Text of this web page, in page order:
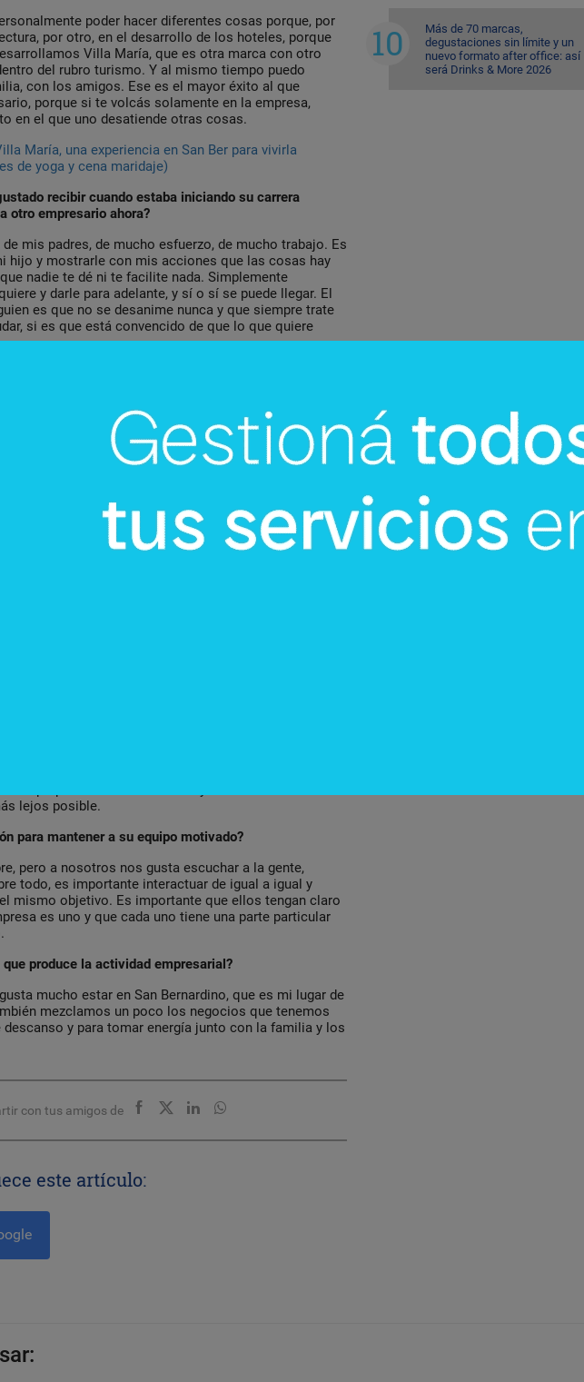
poder hacer diferentes cosas porque, por
por otro, en el desarrollo de los hoteles, porque
Villa María, que es otra marca con otro
del rubro turismo. Y al mismo tiempo puedo
con los amigos. Ese es el mayor éxito al que
porque si te volcás solamente en la empresa,
en el que uno desatiende otras cosas.
María, una experiencia en San Ber para vivirla
de yoga y cena maridaje)
recibir cuando estaba iniciando su carrera
otro empresario ahora?
mis padres, de mucho esfuerzo, de mucho trabajo. Es
hijo y mostrarle con mis acciones que las cosas hay
nadie te dé ni te facilite nada. Simplemente
y darle para adelante, y sí o sí se puede llegar. El
es que no se desanime nunca y que siempre trate
si es que está convencido de que lo que quiere
problema para el empresario? ¿Qué le reclamaría?
y el gobierno, por lo general, no nos ofrece
sector de turismo, donde se debe hacer mucho
el rubro en Paraguay. Tengo fe de que este
de la Primera Dama- está dando señales de que va a
que en muchísimos países es una parte
con sus limitaciones geográficas y físicas, igual
turismo. Es lo que le demandaría al gobierno, una
tiene el empresario paraguayo?
trabajadora. Considero que somos muy abiertos y que
resultados, hacer mayores alianzas y trabajar
mundo tiene mucho éxito la mezcla de profesionales
juntos. Tenemos que animarnos a mezclar
para hacer un nuevo desarrollo. Nosotros siempre
personas de diferentes ámbitos y el resultado
está más estudiado con diferentes visiones.
tener alguna formación profesional relacionada con el
preparación. Hay a quienes les basta con la
ejemplos de personas exitosas muestran que además
preparación. La educación y la formación son
lejos posible.
para mantener a su equipo motivado?
pero a nosotros nos gusta escuchar a la gente,
todo, es importante interactuar de igual a igual y
mismo objetivo. Es importante que ellos tengan claro
es uno y que cada uno tiene una parte particular
produce la actividad empresarial?
mucho estar en San Bernardino, que es mi lugar de
mezclamos un poco los negocios que tenemos
descanso y para tomar energía junto con la familia y los
con tus amigos de
este artículo:
Más de 70 marcas,
degustaciones sin límite y un
nuevo formato after office: así
será Drinks & More 2026